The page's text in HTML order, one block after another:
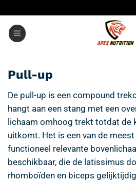
inhoud
Pull-up
De pull-up is een compound
hangt aan een stang met een
lichaam omhoog trekt totdat de
uitkomt. Het is een van de
functioneel relevante
beschikbaar, die de latissimus
rhomboïden en biceps